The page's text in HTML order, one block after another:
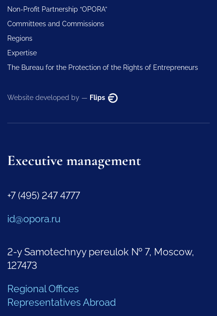
Non-Profit Partnership “OPORA”
Committees and Commissions
Regions
Expertise
The Bureau for the Protection of the Rights of Entrepreneurs
Website developed by — Flips
Executive management
+7 (495) 247 4777
id@opora.ru
2-y Samotechnyy pereulok № 7, Moscow,
127473
Regional Offices
Representatives Abroad